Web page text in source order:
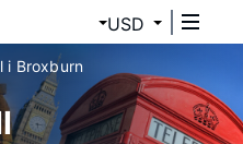
USD
i Broxburn